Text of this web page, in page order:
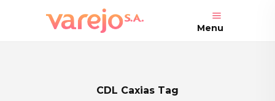
Menu
CDL Caxias Tag